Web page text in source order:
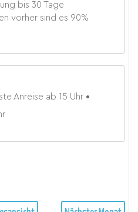
bis 30 Tage
vorher sind es 90%
Anreise ab 15 Uhr